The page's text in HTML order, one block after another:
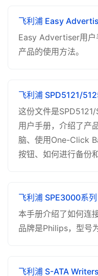
飞利浦 Easy
Easy Advertiser用
产品的使用方法。
飞利浦 SPD5121/
这份文件是
用户手册，介绍了产
脑、使用One-Click
按钮、如何进行备份
飞利浦 SPE3000系
本手册介绍了如何连
品牌是Philips，型号
飞利浦 S-ATA